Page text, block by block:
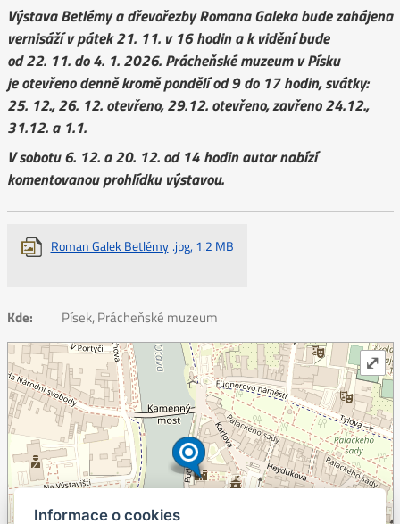
Výstava Betlémy a dřevořezby Romana Galeka bude zahájena
vernisáží v pátek 21. 11. v 16 hodin a k vidění bude
od 22. 11. do 4. 1. 2026. Prácheňské muzeum v Písku
je otevřeno denně kromě pondělí od 9 do 17 hodin, svátky:
25. 12., 26. 12. otevřeno, 29.12. otevřeno, zavřeno 24.12.,
31.12. a 1.1.
V sobotu 6. 12. a 20. 12. od 14 hodin autor nabízí
komentovanou prohlídku výstavou.
Roman Galek Betlémy .jpg, 1.2 MB
Kde: Písek, Prácheňské muzeum
⤢
Informace o cookies